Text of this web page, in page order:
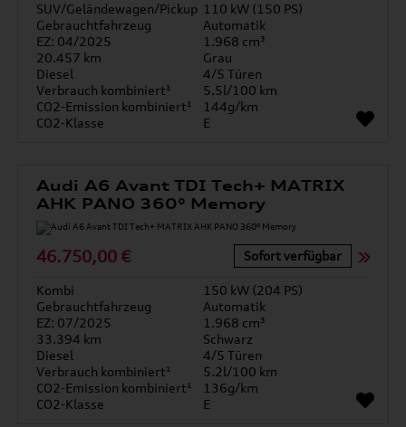
SUV/Geländewagen/Pickup 110 kW (150 PS)
Gebrauchtfahrzeug
Automatik
EZ: 04/2025
1.968 cm³
20.457 km
Grau
Diesel
4/5 Türen
Verbrauch kombiniert¹
5.5l/100 km
CO2-Emission kombiniert¹
144g/km
CO2-Klasse
E
Audi A6 Avant TDI Tech+ MATRIX
AHK PANO 360° Memory
46.750,00 € Sofort verfügbar
Kombi
150 kW (204 PS)
Gebrauchtfahrzeug
Automatik
EZ: 07/2025
1.968 cm³
33.394 km
Schwarz
Diesel
4/5 Türen
Verbrauch kombiniert¹
5.2l/100 km
CO2-Emission kombiniert¹
136g/km
CO2-Klasse
E